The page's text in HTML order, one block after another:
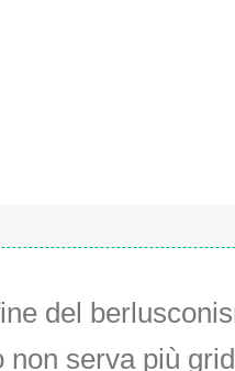
del
non serva più